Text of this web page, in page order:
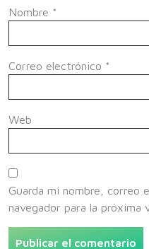
Nombre *
Correo electrónico *
Web
Guarda mi nombre, correo
navegador para la próxima